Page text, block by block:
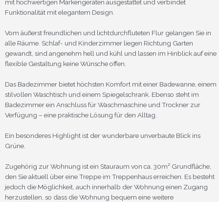
mit hochwertigen Markengeräten ausgestattet und verbindet
Funktionalität mit elegantem Design.
Vom äußerst freundlichen und lichtdurchfluteten Flur gelangen Sie in
alle Räume. Schlaf- und Kinderzimmer liegen Richtung Garten
gewandt, sind angenehm hell und kühl und lassen im Hinblick auf eine
flexible Gestaltung keine Wünsche offen.
Das Badezimmer bietet höchsten Komfort mit einer Badewanne, einem
stilvollen Waschtisch und einem Spiegelschrank. Ebenso steht im
Badezimmer ein Anschluss für Waschmaschine und Trockner zur
Verfügung – eine praktische Lösung für den Alltag.
Ein besonderes Highlight ist der wunderbare unverbaute Blick ins
Grüne.
Zugehörig zur Wohnung ist ein Stauraum von ca. 30m² Grundfläche,
den Sie aktuell über eine Treppe im Treppenhaus erreichen. Es besteht
jedoch die Möglichkeit, auch innerhalb der Wohnung einen Zugang
herzustellen, so dass die Wohnung bequem eine weitere